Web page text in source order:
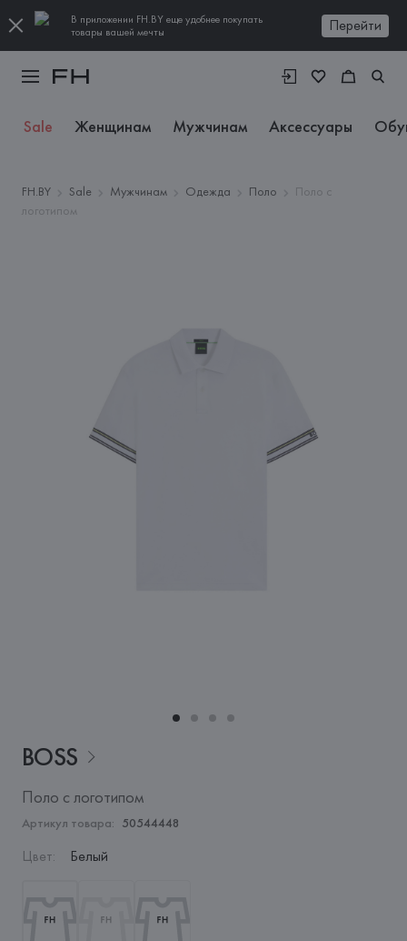
В приложении FH.BY еще удобнее покупать
товары вашей мечты
Перейти
Sale Женщинам Мужчинам Аксессуары
FH.BY Sale Мужчинам Одежда Поло
Поло с
логотипом
BOSS
Поло с логотипом
Артикул товара: 50544448
Цвет: Белый